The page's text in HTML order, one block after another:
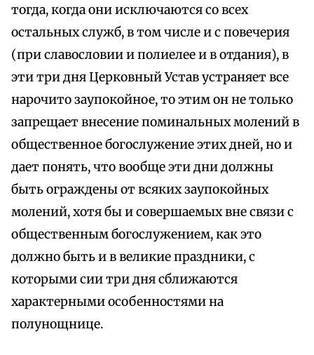
тогда, когда они исключаются со всех
остальных служб, в том числе и с повечерия
(при славословии и полиелее и в отдания), в
эти три дня Церковный Устав устраняет все
нарочито заупокойное, то этим он не только
запрещает внесение поминальных молений в
общественное богослужение этих дней, но и
дает понять, что вообще эти дни должны
быть ограждены от всяких заупокойных
молений, хотя бы и совершаемых вне связи с
общественным богослужением, как это
должно быть и в великие праздники, с
которыми сии три дня сближаются
характерными особенностями на
полунощнице.